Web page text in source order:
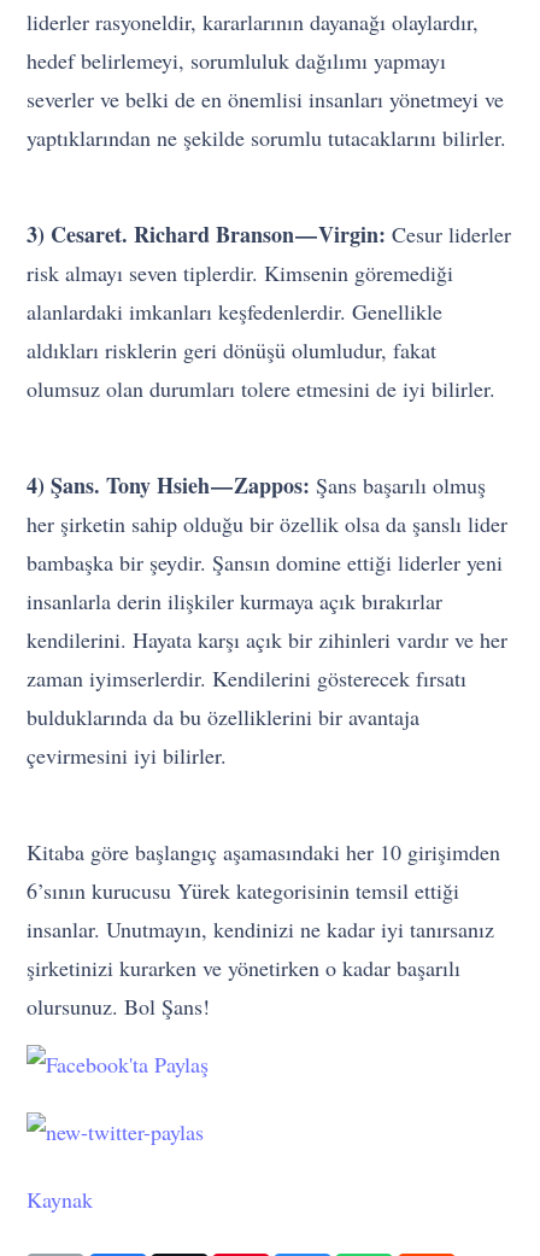
liderler rasyoneldir, kararlarının dayanağı olaylardır,
hedef belirlemeyi, sorumluluk dağılımı yapmayı
severler ve belki de en önemlisi insanları yönetmeyi ve
yaptıklarından ne şekilde sorumlu tutacaklarını bilirler.
3) Cesaret. Richard Branson — Virgin: Cesur liderler
risk almayı seven tiplerdir. Kimsenin göremediği
alanlardaki imkanları keşfedenlerdir. Genellikle
aldıkları risklerin geri dönüşü olumludur, fakat
olumsuz olan durumları tolere etmesini de iyi bilirler.
4) Şans. Tony Hsieh — Zappos: Şans başarılı olmuş
her şirketin sahip olduğu bir özellik olsa da şanslı lider
bambaşka bir şeydir. Şansın domine ettiği liderler yeni
insanlarla derin ilişkiler kurmaya açık bırakırlar
kendilerini. Hayata karşı açık bir zihinleri vardır ve her
zaman iyimserlerdir. Kendilerini gösterecek fırsatı
bulduklarında da bu özelliklerini bir avantaja
çevirmesini iyi bilirler.
Kitaba göre başlangıç aşamasındaki her 10 girişimden
6’sının kurucusu Yürek kategorisinin temsil ettiği
insanlar. Unutmayın, kendinizi ne kadar iyi tanırsanız
şirketinizi kurarken ve yönetirken o kadar başarılı
olursunuz. Bol Şans!
Kaynak